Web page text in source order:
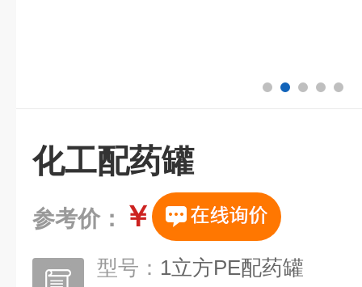
化工配药罐
参考价： ￥
型号： 1立方PE配药罐